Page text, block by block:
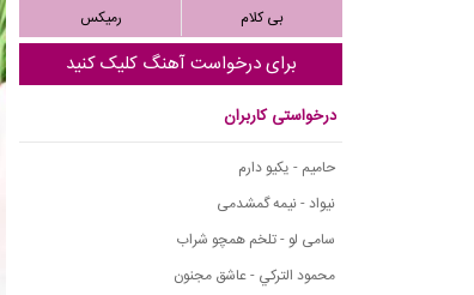
بی کلام
رمیکس
برای درخواست آهنگ کلیک کنید
درخواستی کاربران
حامیم - یکیو دارم
نیواد - نیمه گمشدمی
سامی لو - تلخم همچو شراب
محمود التركي - عاشق مجنون